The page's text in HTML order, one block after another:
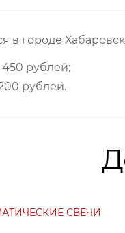
в городе
450 рублей;
рублей.
СВЕЧИ